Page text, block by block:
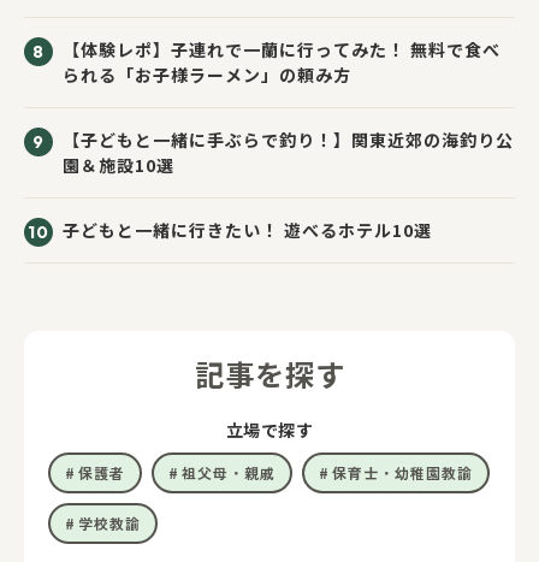
【体験レポ】子連れで一蘭に行ってみた！ 無料で食べ
られる「お子様ラーメン」の頼み方
【子どもと一緒に手ぶらで釣り！】関東近郊の海釣り公
園＆施設10選
子どもと一緒に行きたい！ 遊べるホテル10選
記事を探す
立場で探す
保護者 祖父母・親戚 保育士・幼稚園教諭
学校教諭